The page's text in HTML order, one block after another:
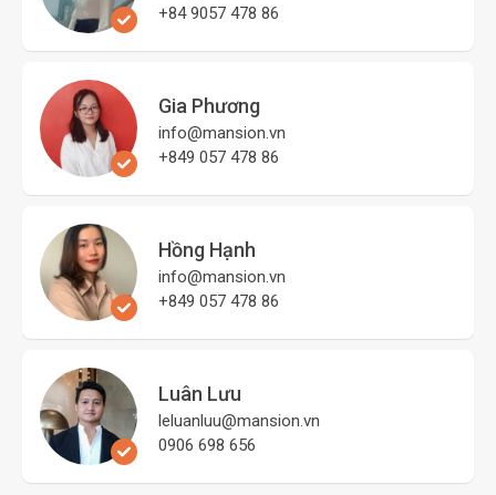
+84 9057 478 86
Gia Phương
info@mansion.vn
+849 057 478 86
Hồng Hạnh
info@mansion.vn
+849 057 478 86
Luân Lưu
leluanluu@mansion.vn
0906 698 656